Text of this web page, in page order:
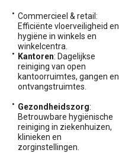
Commercieel & retail:
Efficiënte vloerveiligheid en
hygiëne in winkels en
winkelcentra.
Kantoren: Dagelijkse
reiniging van open
kantoorruimtes, gangen en
ontvangstruimtes.
Gezondheidszorg:
Betrouwbare hygiënische
reiniging in ziekenhuizen,
klinieken en
zorginstellingen.